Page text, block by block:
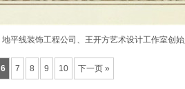
地平线装饰工程公司、王开方艺术设计工作室创
6 7 8 9 10 下一页 »